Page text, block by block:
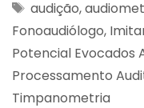
audição,
Fonoaudiólogo,
Potencial Evocados
Processamento
Timpanometria